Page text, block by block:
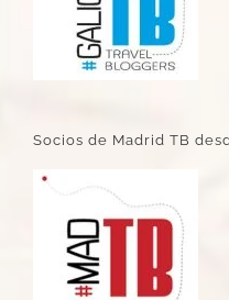
Socios de Madrid TB